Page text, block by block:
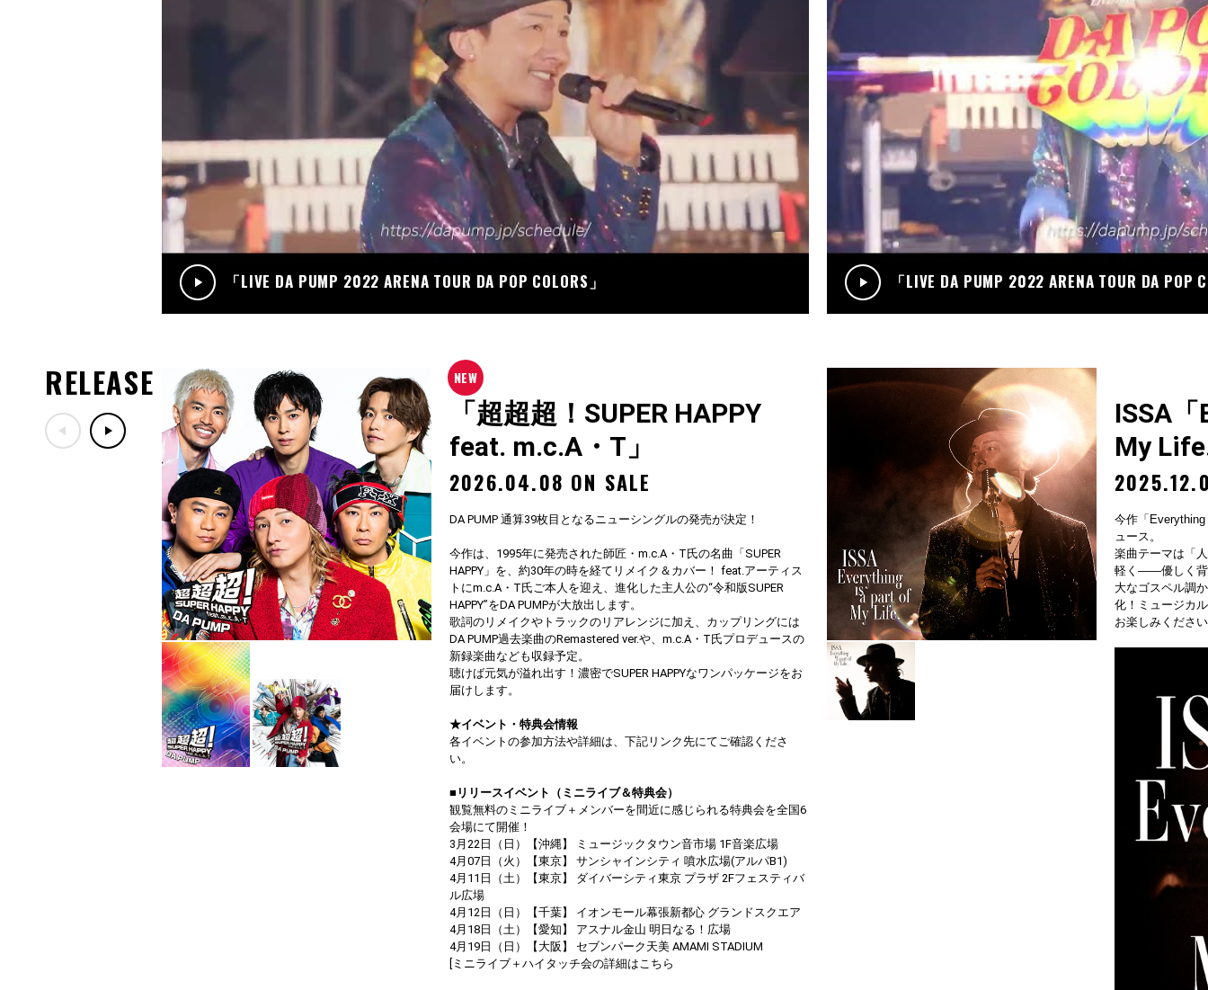
「LIVE DA PUMP 2026 ROAD 2 DA 30th」ドキュメンタリ
10/24(土)開催「ナインティナインのオールナイトニッポ
07.06 7/18(土)TBS「音楽の日2026」出演決定！
MAGAZINE
スペシャルブック『世界館』(KENZO)
07.19 RADIO
サンデーradio 調子 do～yo！！(KIMI/U-YEAH)
07.12 RADIO
サンデーradio 調子 do～yo！！(KIMI/U-YEAH)
「LIVE DA PUMP 2022 ARENA TOUR DA POP COLORS」 「LIVE DA PUMP 2022 ARENA TOUR DA POP
RELEASE
「超超超！SUPER HAPPY
feat. m.c.A・T」
2026.04.08 ON SALE
DA PUMP 通算39枚目となるニューシングルの発売が決定！
今作は、1995年に発売された師匠・m.c.A・T氏の名曲「SUPER
HAPPY」を、約30年の時を経てリメイク＆カバー！ feat.アーティス
トにm.c.A・T氏ご本人を迎え、進化した主人公の“令和版SUPER
HAPPY”をDA PUMPが大放出します。
歌詞のリメイクやトラックのリアレンジに加え、カップリングには
DA PUMP過去楽曲のRemastered ver.や、m.c.A・T氏プロデュースの
新録楽曲なども収録予定。
聴けば元気が溢れ出す！濃密でSUPER HAPPYなワンパッケージをお
届けします。
★イベント・特典会情報
各イベントの参加方法や詳細は、下記リンク先にてご確認くださ
い。
■リリースイベント（ミニライブ＆特典会）
観覧無料のミニライブ＋メンバーを間近に感じられる特典会を全国6
会場にて開催！
3月22日（日）【沖縄】 ミュージックタウン音市場 1F音楽広場
4月07日（火）【東京】 サンシャインシティ 噴水広場(アルパB1)
4月11日（土）【東京】 ダイバーシティ東京 プラザ 2Fフェスティバ
ル広場
4月12日（日）【千葉】 イオンモール幕張新都心 グランドスクエア
4月18日（土）【愛知】 アスナル金山 明日なる！広場
4月19日（日）【大阪】 セブンパーク天美 AMAMI STADIUM
[ミニライブ＋ハイタッチ会の詳細はこちら
ISSA
My
今作「
ュース。
楽曲テーマは「
軽く——優しく背
大なゴスペル調
化！ミュージカ
お楽しみくださ